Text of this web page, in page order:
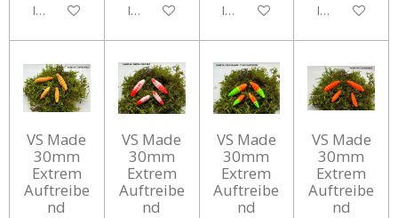
In den WarenkorbIn den WarenkorbIn den WarenkorbIn den
VS Made
30mm
Extrem
Auftreibe
nd
VS Made
30mm
Extrem
Auftreibe
nd
VS Made
30mm
Extrem
Auftreibe
nd
VS Made
30mm
Extrem
Auftreibe
nd